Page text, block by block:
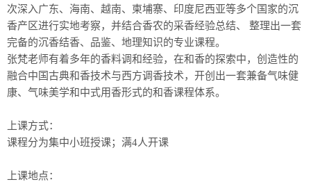
次深入广东、海南、越南、柬埔寨、印度尼西亚等多个国家的沉
香产区进行实地考察，并结合香农的采香经验总结、 整理出一套
完备的沉香结香、品鉴、地理知识的专业课程。
张梵老师有着多年的香料调和经验，在和香的探索中，创造性的
融合中国古典和香技术与西方调香技术，开创出一套兼备气味健
康、气味美学和中式用香形式的和香课程体系。
上课方式：
课程分为集中小班授课；满4人开课
上课地点：